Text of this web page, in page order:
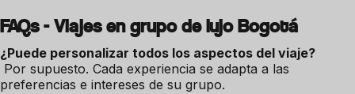
FAQs - Viajes en grupo de lujo Bogotá
¿Puede personalizar todos los aspectos del viaje?
Por supuesto. Cada experiencia se adapta a las
preferencias e intereses de su grupo.